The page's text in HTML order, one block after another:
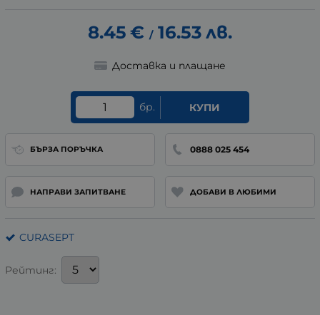
8.45 € / 16.53 лв.
Доставка и плащане
бр. КУПИ
БЪРЗА ПОРЪЧКА 0888 025 454
НАПРАВИ ЗАПИТВАНЕ ДОБАВИ В ЛЮБИМИ
CURASEPT
Рейтинг: